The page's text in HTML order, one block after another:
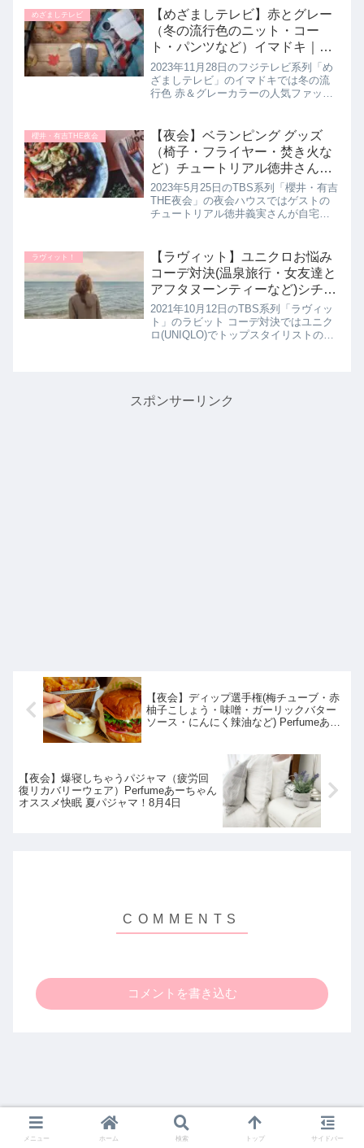
されたキムチランキング、ドレッシン
グランキングを紹介されて...
めざましテレビ
【めざましテレビ】赤とグレー
（冬の流行色のニット・コー
ト・パンツなど）イマドキ｜
2023年11月28日
2023年11月28日のフジテレビ系列「め
ざましテレビ」のイマドキでは冬の流
行色 赤＆グレーカラーの人気ファッシ
ボリューム袖とショート丈がかわいい
ニットからマーメイドスカー...
櫻井・有吉THE夜会
【夜会】ベランピング グッズ
（椅子・フライヤー・焚き火な
ど）チュートリアル徳井さんお
すすめキャンプグッズ。5月25
日
2023年5月25日のTBS系列「櫻井・有吉
THE夜会」の夜会ハウスではゲストの
チュートリアル徳井義実さんが自宅の
で詳しく紹介します。>>櫻井・有吉
THE夜会記事一覧はこち...
ラヴィット！
【ラヴィット】ユニクロお悩み
コーデ対決(温泉旅行・女友達と
アフタヌーンティーなど)シチュ
エーションベルコーディネート
｜10月12日
2021年10月12日のTBS系列「ラヴィッ
ト」のラビット コーデ対決ではユニク
ロ(UNIQLO)でトップスタイリストの
スポンサーリンク
【夜会】ディップ選手権(梅チューブ・赤
柚子こしょう・味噌・ガーリックバター
ソース・にんにく辣油など) Perfumeあー
【夜会】爆寝しちゃうパジャマ（疲労回
復リカバリーウェア）Perfumeあーちゃん
オススメ快眠 夏パジャマ！8月4日
コメントを書き込む
メニュー ホーム 検索 トップ サイドバー